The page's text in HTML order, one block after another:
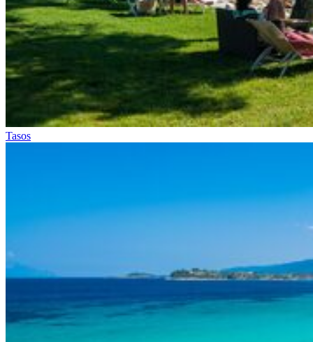
Tasos